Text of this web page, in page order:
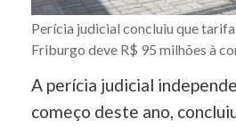
Perícia judicial concluiu que
Friburgo deve R$ 95 milhões à
A perícia judicial
começo deste ano,